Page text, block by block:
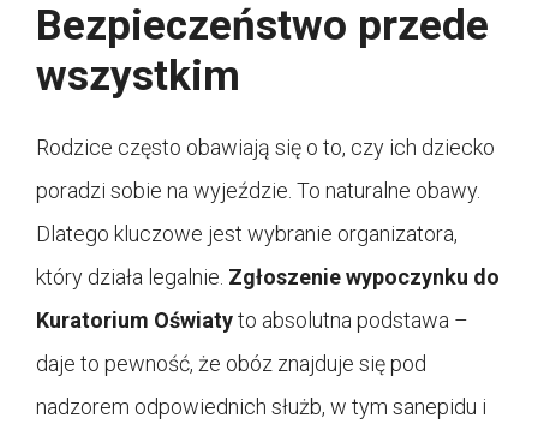
Bezpieczeństwo przede
wszystkim
Rodzice często obawiają się o to, czy ich dziecko
poradzi sobie na wyjeździe. To naturalne obawy.
Dlatego kluczowe jest wybranie organizatora,
który działa legalnie. Zgłoszenie wypoczynku do
Kuratorium Oświatyto absolutna podstawa –
daje to pewność, że obóz znajduje się pod
nadzorem odpowiednich służb, w tym sanepidu i